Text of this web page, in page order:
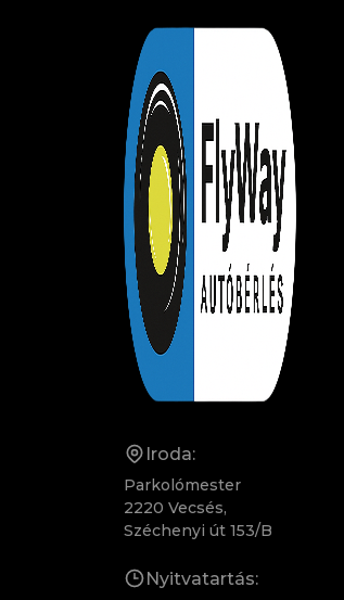
Iroda:
Parkolómester
2220 Vecsés,
Széchenyi út 153/B
Nyitvatartás: